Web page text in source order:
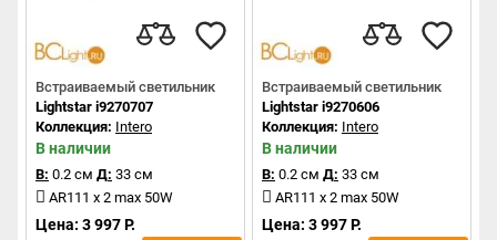
Встраиваемый светильник
Lightstar i9270707
Коллекция: Intero
В наличии
В: 0.2 см Д: 33 см
AR111 x 2 max 50W
Цена: 3 997 Р.
Встраиваемый светильник
Lightstar i9270606
Коллекция: Intero
В наличии
В: 0.2 см Д: 33 см
AR111 x 2 max 50W
Цена: 3 997 Р.